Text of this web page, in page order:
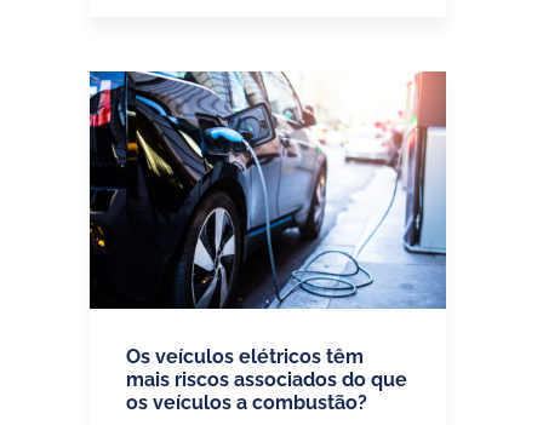
Os veículos elétricos têm
mais riscos associados do que
os veículos a combustão?